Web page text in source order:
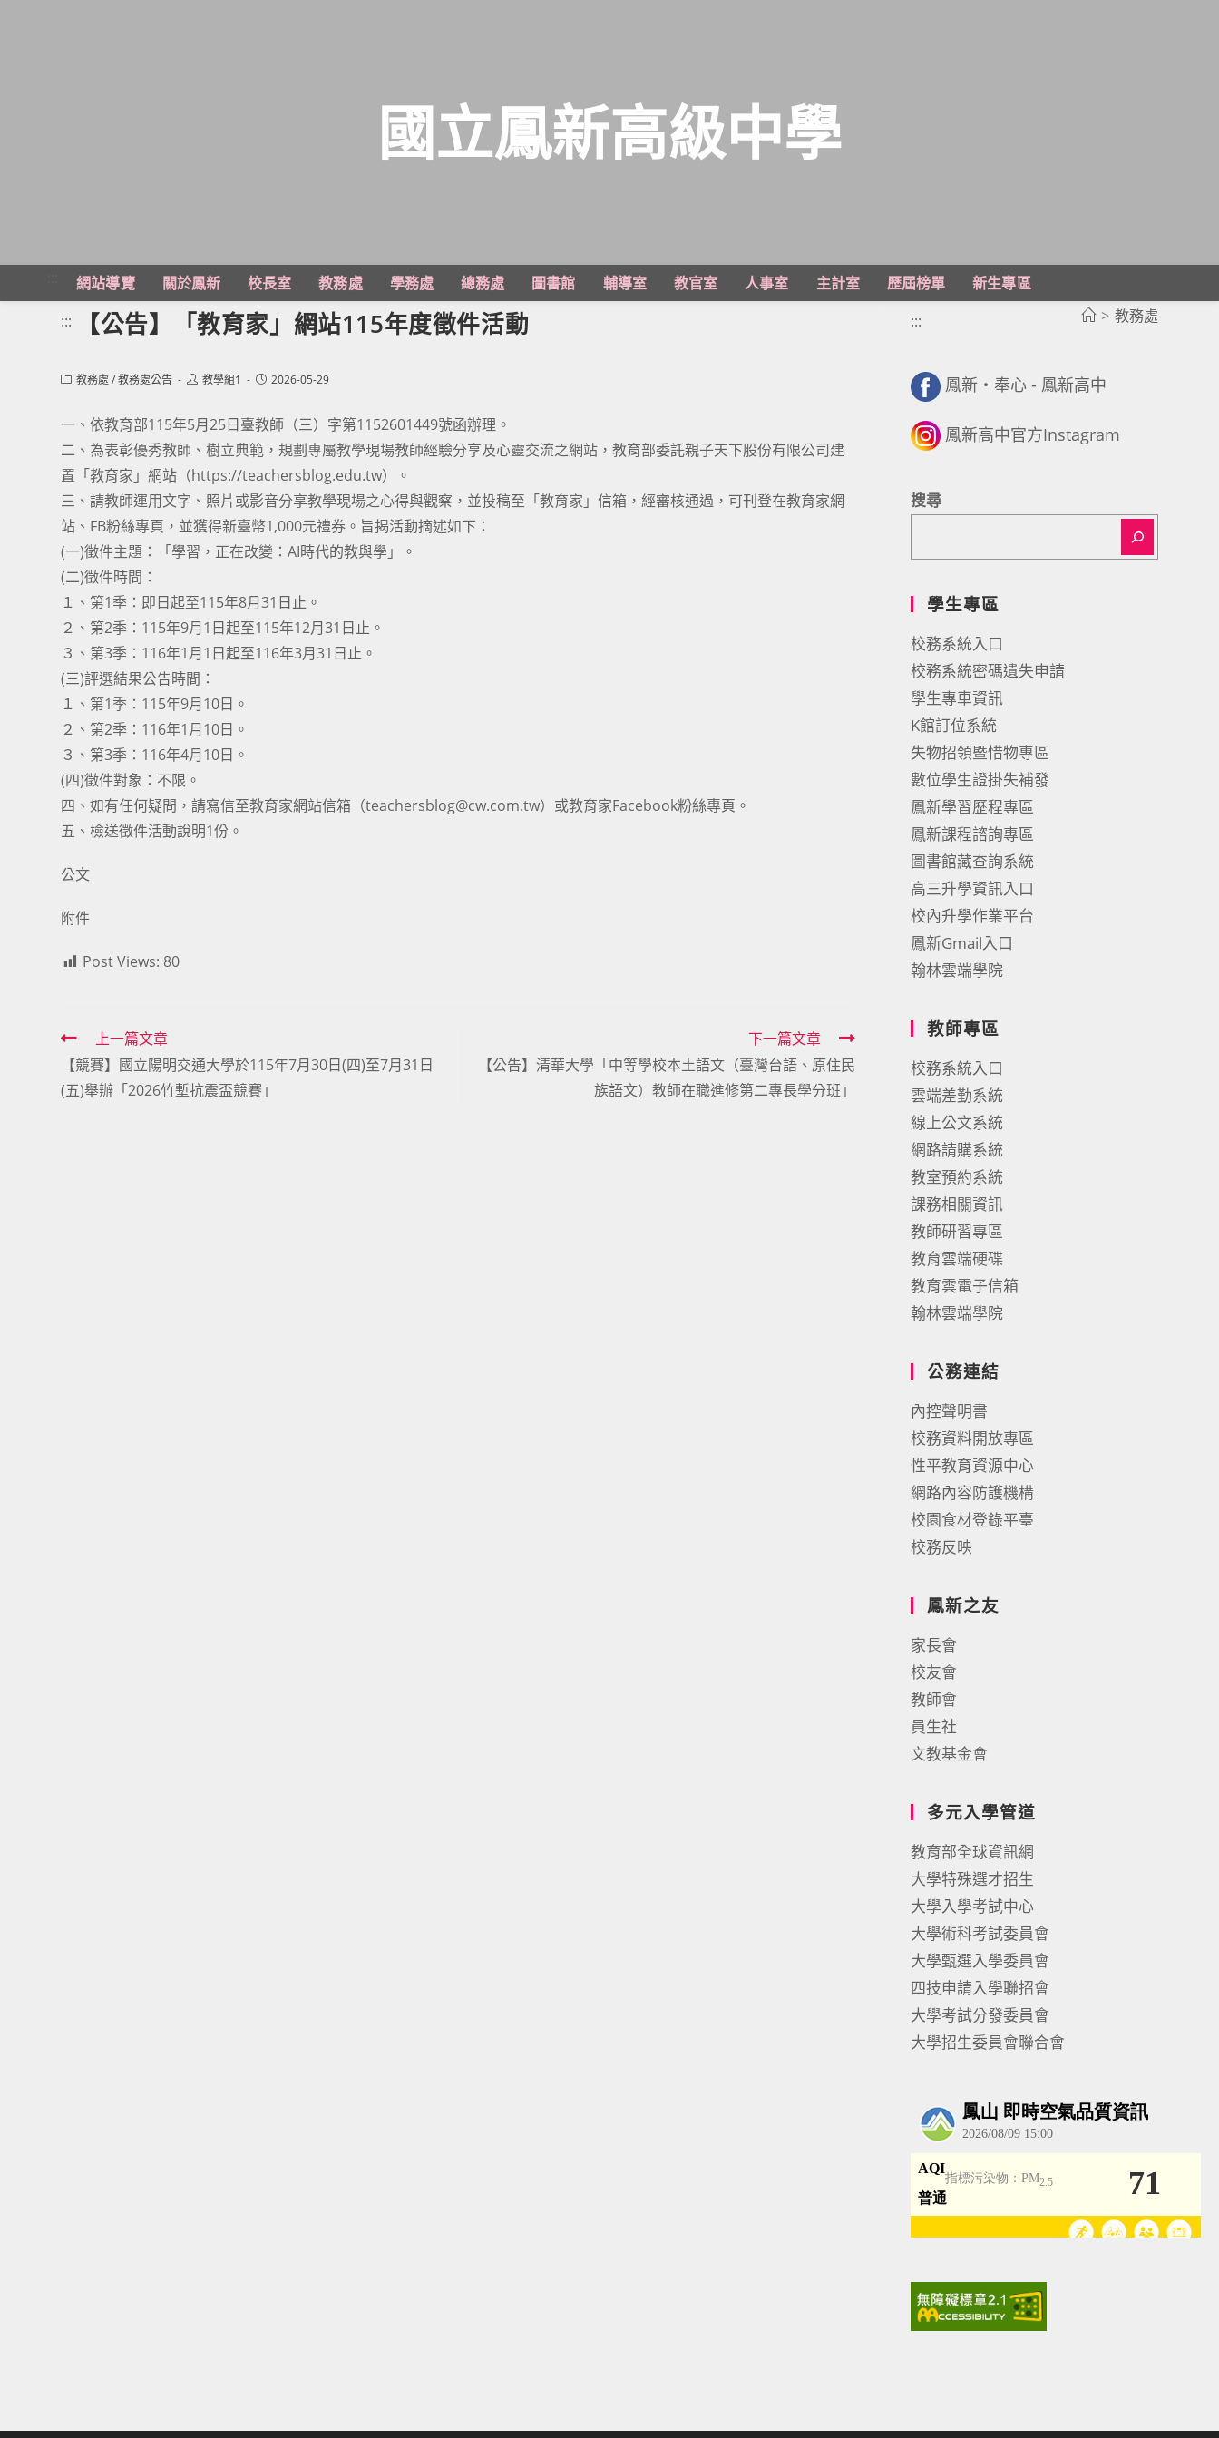
主
國立鳳新高級中學
網站導覽 關於鳳新 校長室 教務處 學務處 總務處 圖書館 輔導室 教官室 人事室 主計室 歷屆榜單
新生專區
> 教務處
::: 【公告】「教育家」網站115年度徵件活動
Post教務處 /教務處公告
Post教學組1
Post2026-05-29
一、依教育部115年5月25日臺教師（三）字第1152601449號函辦理。
二、為表彰優秀教師、樹立典範，規劃專屬教學現場教師經驗分享及心靈交流之網站，教育部委託親子天下股份有限公司建
置「教育家」網站（https://teachersblog.edu.tw）。
三、請教師運用文字、照片或影音分享教學現場之心得與觀察，並投稿至「教育家」信箱，經審核通過，可刊登在教育家網
站、FB粉絲專頁，並獲得新臺幣1,000元禮券。旨揭活動摘述如下：
(一)徵件主題：「學習，正在改變：AI時代的教與學」。
(二)徵件時間：
１、第1季：即日起至115年8月31日止。
２、第2季：115年9月1日起至115年12月31日止。
３、第3季：116年1月1日起至116年3月31日止。
(三)評選結果公告時間：
１、第1季：115年9月10日。
２、第2季：116年1月10日。
３、第3季：116年4月10日。
(四)徵件對象：不限。
四、如有任何疑問，請寫信至教育家網站信箱（teachersblog@cw.com.tw）或教育家Facebook粉絲專頁。
五、檢送徵件活動說明1份。
公文
附件
Post Views: 80
Read
more
articles
上一篇文章
【競賽】國立陽明交通大學於115年7月30日(四)至7月31日
(五)舉辦「2026竹塹抗震盃競賽」
下一篇文章
【公告】清華大學「中等學校本土語文（臺灣台語、原住民
族語文）教師在職進修第二專長學分班」
:::
鳳新・奉心 - 鳳新高中
鳳新高中官方Instagram
搜尋
學生專區
校務系統入口
校務系統密碼遺失申請
學生專車資訊
K館訂位系統
失物招領暨惜物專區
數位學生證掛失補發
鳳新學習歷程專區
鳳新課程諮詢專區
圖書館藏查詢系統
高三升學資訊入口
校內升學作業平台
鳳新Gmail入口
翰林雲端學院
教師專區
校務系統入口
雲端差勤系統
線上公文系統
網路請購系統
教室預約系統
課務相關資訊
教師研習專區
教育雲端硬碟
教育雲電子信箱
翰林雲端學院
公務連結
內控聲明書
校務資料開放專區
性平教育資源中心
網路內容防護機構
校園食材登錄平臺
校務反映
鳳新之友
家長會
校友會
教師會
員生社
文教基金會
多元入學管道
教育部全球資訊網
大學特殊選才招生
大學入學考試中心
大學術科考試委員會
大學甄選入學委員會
四技申請入學聯招會
大學考試分發委員會
大學招生委員會聯合會